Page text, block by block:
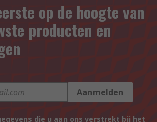
op de hoogte van
producten en
Aanmelden
die u aan ons verstrekt bij het